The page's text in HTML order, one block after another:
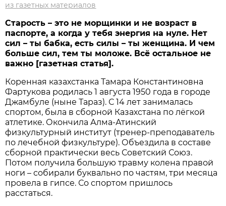
из газетных материалов
Старость – это не морщинки и не возраст в
паспорте, а когда у тебя энергия на нуле. Нет
сил – ты бабка, есть силы – ты женщина. И чем
больше сил, тем ты моложе. Всё остальное не
важно [газетная статья].
Коренная казахстанка Тамара Константиновна
Фартукова родилась 1 августа 1950 года в городе
Джамбуле (ныне Тараз). С 14 лет занималась
спортом, была в сборной Казахстана по лёгкой
атлетике. Окончила Алма-Атинский
физкультурный институт (тренер-преподаватель
по лечебной физкультуре). Объездила в составе
сборной практически весь Советский Союз.
Потом получила большую травму колена правой
ноги – собирали буквально по частям, три месяца
провела в гипсе. Со спортом пришлось
расстаться.